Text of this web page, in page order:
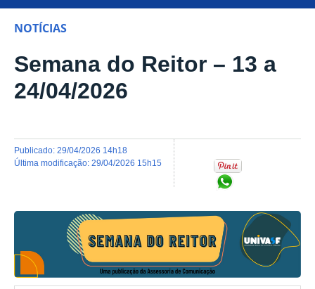
NOTÍCIAS
Semana do Reitor – 13 a
24/04/2026
publicado: 29/04/2026 14h18
última modificação: 29/04/2026 15h15